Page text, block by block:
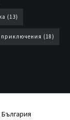
(13)
приключения (18)